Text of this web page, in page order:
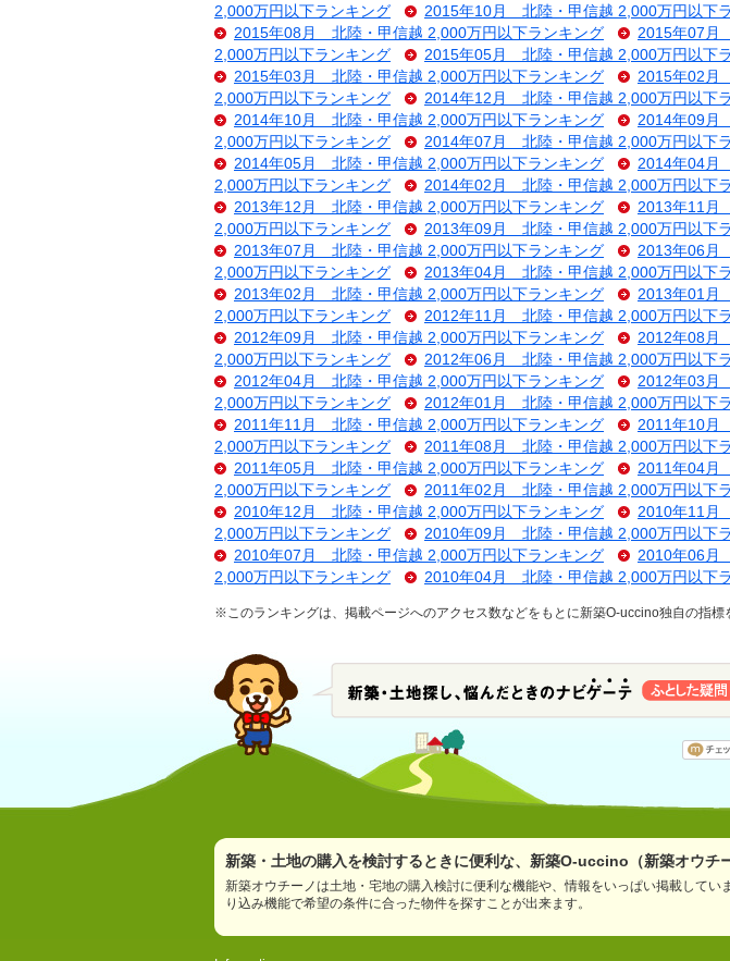
2,000万円以下ランキング
2015年10月 北陸・甲信越 2,000万円以下
2015年08月 北陸・甲信越 2,000万円以下ランキング
2015年07月
2,000万円以下ランキング
2015年05月 北陸・甲信越 2,000万円以下
2015年03月 北陸・甲信越 2,000万円以下ランキング
2015年02月
2,000万円以下ランキング
2014年12月 北陸・甲信越 2,000万円以下
2014年10月 北陸・甲信越 2,000万円以下ランキング
2014年09月
2,000万円以下ランキング
2014年07月 北陸・甲信越 2,000万円以下
2014年05月 北陸・甲信越 2,000万円以下ランキング
2014年04月
2,000万円以下ランキング
2014年02月 北陸・甲信越 2,000万円以下
2013年12月 北陸・甲信越 2,000万円以下ランキング
2013年11月
2,000万円以下ランキング
2013年09月 北陸・甲信越 2,000万円以下
2013年07月 北陸・甲信越 2,000万円以下ランキング
2013年06月
2,000万円以下ランキング
2013年04月 北陸・甲信越 2,000万円以下
2013年02月 北陸・甲信越 2,000万円以下ランキング
2013年01月
2,000万円以下ランキング
2012年11月 北陸・甲信越 2,000万円以下
2012年09月 北陸・甲信越 2,000万円以下ランキング
2012年08月
2,000万円以下ランキング
2012年06月 北陸・甲信越 2,000万円以下
2012年04月 北陸・甲信越 2,000万円以下ランキング
2012年03月
2,000万円以下ランキング
2012年01月 北陸・甲信越 2,000万円以下
2011年11月 北陸・甲信越 2,000万円以下ランキング
2011年10月
2,000万円以下ランキング
2011年08月 北陸・甲信越 2,000万円以下
2011年05月 北陸・甲信越 2,000万円以下ランキング
2011年04月
2,000万円以下ランキング
2011年02月 北陸・甲信越 2,000万円以下
2010年12月 北陸・甲信越 2,000万円以下ランキング
2010年11月
2,000万円以下ランキング
2010年09月 北陸・甲信越 2,000万円以下
2010年07月 北陸・甲信越 2,000万円以下ランキング
2010年06月
2,000万円以下ランキング
2010年04月 北陸・甲信越 2,000万円以下
※このランキングは、掲載ページへのアクセス数などをもとに新築O-uccino独自の指標
新築・土地の購入を検討するときに便利な、新築O-uccino（新築オウチ
新築オウチーノは土地・宅地の購入検討に便利な機能や、情報をいっぱい掲載して
り込み機能で希望の条件に合った物件を探すことが出来ます。